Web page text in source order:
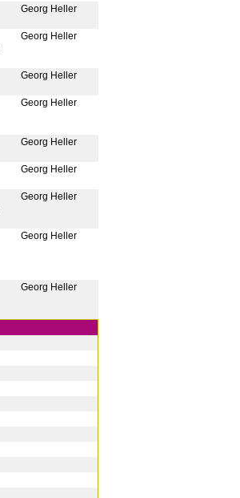
Georg Heller
Georg Heller
Georg Heller
Georg Heller
Georg Heller
Georg Heller
Georg Heller
Georg Heller
Georg Heller